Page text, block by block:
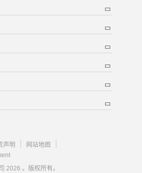
声明
网站地图
2026 。版权所有。